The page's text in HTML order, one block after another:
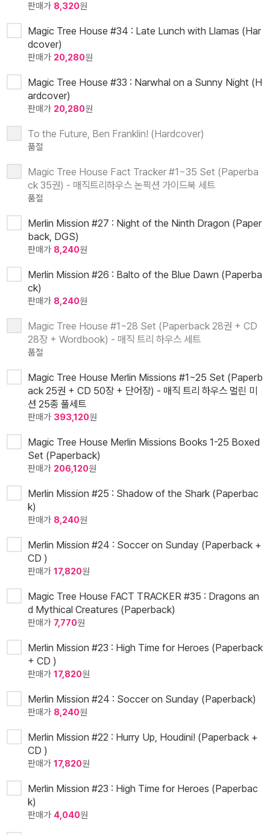
판매가 8,320원
Magic Tree House #34 : Late Lunch with Llamas (Har
dcover)
판매가 20,280원
Magic Tree House #33 : Narwhal on a Sunny Night (H
ardcover)
판매가 20,280원
To the Future, Ben Franklin! (Hardcover)
품절
Magic Tree House Fact Tracker #1~35 Set (Paperba
ck 35권) - 매직트리하우스 논픽션 가이드북 세트
품절
Merlin Mission #27 : Night of the Ninth Dragon (Paper
back, DGS)
판매가 8,240원
Merlin Mission #26 : Balto of the Blue Dawn (Paperba
ck)
판매가 8,240원
Magic Tree House #1~28 Set (Paperback 28권 + CD
28장 + Wordbook) - 매직 트리 하우스 세트
품절
Magic Tree House Merlin Missions #1~25 Set (Paperb
ack 25권 + CD 50장 + 단어장) - 매직 트리 하우스 멀린 미
션 25종 풀세트
판매가 393,120원
Magic Tree House Merlin Missions Books 1-25 Boxed
Set (Paperback)
판매가 206,120원
Merlin Mission #25 : Shadow of the Shark (Paperbac
k)
판매가 8,240원
Merlin Mission #24 : Soccer on Sunday (Paperback +
CD )
판매가 17,820원
Magic Tree House FACT TRACKER #35 : Dragons an
d Mythical Creatures (Paperback)
판매가 7,770원
Merlin Mission #23 : High Time for Heroes (Paperback
+ CD )
판매가 17,820원
Merlin Mission #24 : Soccer on Sunday (Paperback)
판매가 8,240원
Merlin Mission #22 : Hurry Up, Houdini! (Paperback +
CD )
판매가 17,820원
Merlin Mission #23 : High Time for Heroes (Paperbac
k)
판매가 4,040원